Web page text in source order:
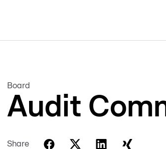
Board
Audit
Share